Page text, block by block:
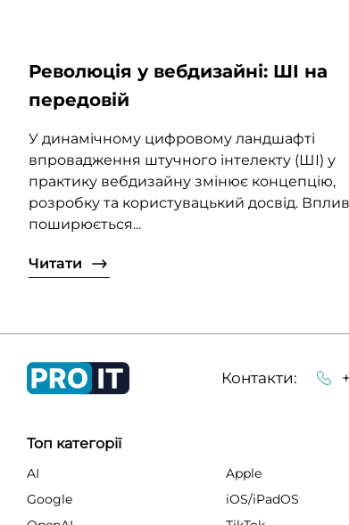
Революція у вебдизайні: ШІ на
передовій
У динамічному цифровому ландшафті
впровадження штучного інтелекту (ШІ) у
практику вебдизайну змінює концепцію,
розробку та користувацький досвід.
поширюється...
Читати
Контакти:
Топ категорії
AI Apple
Google
iOS/iPadOS